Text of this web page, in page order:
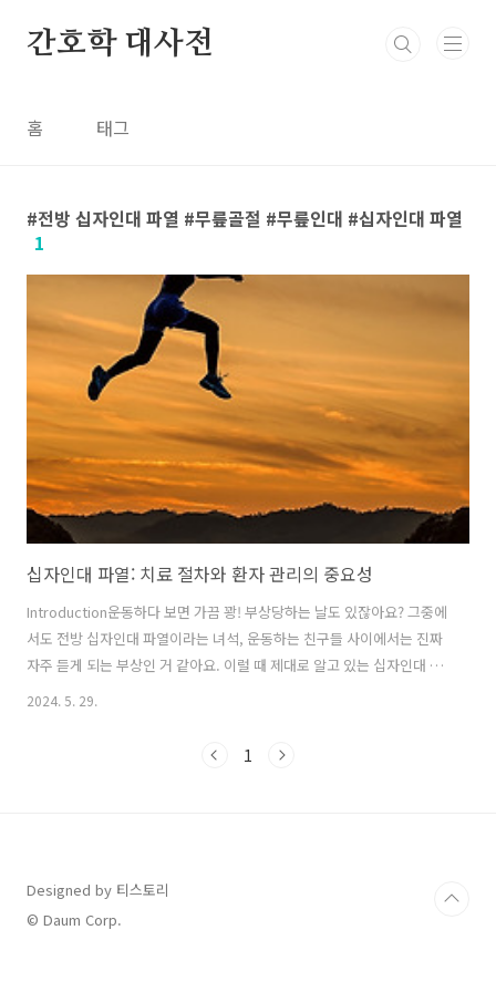
간호학 대사전
홈 태그
전방 십자인대 파열 #무릎골절 #무릎인대 #십자인대 파열
1
십자인대 파열: 치료 절차와 환자 관리의 중요성
Introduction운동하다 보면 가끔 꽝! 부상당하는 날도 있잖아요? 그중에
서도 전방 십자인대 파열이라는 녀석, 운동하는 친구들 사이에서는 진짜
자주 듣게 되는 부상인 거 같아요. 이럴 때 제대로 알고 있는 십자인대 치
료 방법과, 파열 후에 어떻게 회복해야 할지 체계적으로 접근하는 게 중
생겼을 때 뭐가 중요한지, 발목 관리를 어떻게 해야 오래오래 운동할 수
2024. 5. 29.
1
Designed by 티스토리
© Daum Corp.